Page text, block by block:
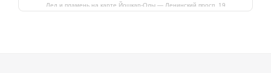
Лед и пламень на карте Йошкар‑Олы — Ленинский просп.,19